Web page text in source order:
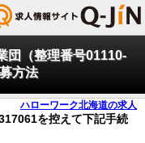
（整理番号01110-
方法
ハローワーク北海道の求人
を控えて下記手続